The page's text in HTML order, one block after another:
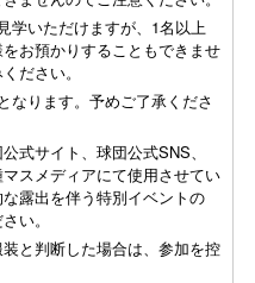
学いただけますが、1名以上
お預かりすることもできませ
ださい。
なります。予めご了承くださ
式サイト、球団公式SNS、
スメディアにて使用させてい
露出を伴う特別イベントの
い。
と判断した場合は、参加を控